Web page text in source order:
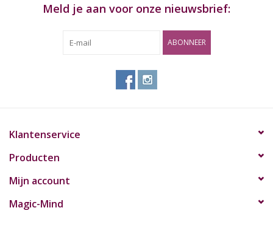
Meld je aan voor onze nieuwsbrief:
ABONNEER
Klantenservice
Producten
Mijn account
Magic-Mind